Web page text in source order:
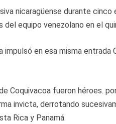
nicaragüense durante cinco
equipo venezolano en el
en esa misma entrada
Coquivacoa fueron héroes.
invicta, derrotando
Rica y Panamá.